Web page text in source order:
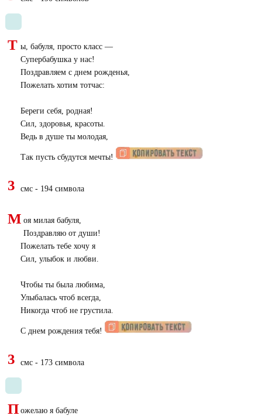
Т ы, бабуля, просто класс —
Супербабушка у нас!
Поздравляем с днем рожденья,
Пожелать хотим тотчас:
Береги себя, родная!
Сил, здоровья, красоты.
Ведь в душе ты молодая,
Так пусть сбудутся мечты!
3 смс - 194 символа
М оя милая бабуля,
Поздравляю от души!
Пожелать тебе хочу я
Сил, улыбок и любви.
Чтобы ты была любима,
Улыбалась чтоб всегда,
Никогда чтоб не грустила.
С днем рождения тебя!
3 смс - 173 символа
П ожелаю я бабуле